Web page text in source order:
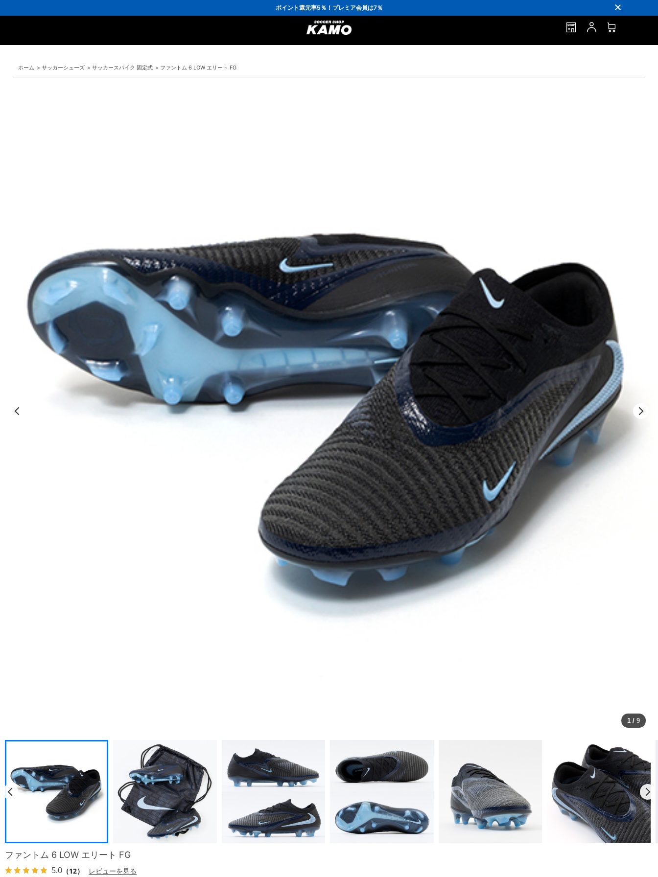
ポイント還元率5％！プレミア会員は7％
会員の方にはお誕生月に「10％OFFクーポン」プレゼント！
16,000円(税込)以上でシューズケースプレゼント！
3,300円(税込)以上で送料無料！
ホーム > サッカーシューズ > サッカースパイク 固定式 > ファントム 6 LOW エリート FG
1 / 9
ファントム 6 LOW エリート FG
5.0 （12） レビューを見る